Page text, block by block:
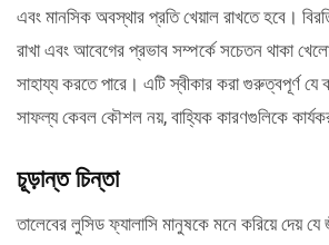
এবং মানসিক অবস্থার প্রতি খেয়াল রাখতে হবে।
রাখা এবং আবেগের প্রভাব সম্পর্কে সচেতন থাকা
সাহায্য করতে পারে। এটি স্বীকার করা গুরুত্বপূর্ণ যে
সাফল্য কেবল কৌশল নয়, বাহ্যিক কারণগুলিকে
চূড়ান্ত চিন্তা
তালেবের লুসিড ফ্যালাসি মানুষকে মনে করিয়ে দেয়